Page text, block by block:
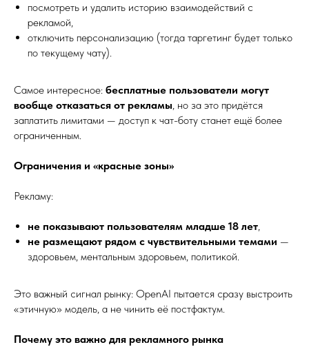
посмотреть и удалить историю взаимодействий с
рекламой,
отключить персонализацию (тогда таргетинг будет только
по текущему чату).
Самое интересное: бесплатные пользователи могут
вообще отказаться от рекламы, но за это придётся
заплатить лимитами — доступ к чат-боту станет ещё более
ограниченным.
Ограничения и «красные зоны»
Рекламу:
не показывают пользователям младше 18 лет,
не размещают рядом с чувствительными темами —
здоровьем, ментальным здоровьем, политикой.
Это важный сигнал рынку: OpenAI пытается сразу выстроить
«этичную» модель, а не чинить её постфактум.
Почему это важно для рекламного рынка